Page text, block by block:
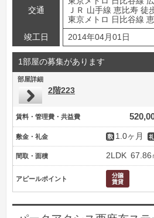
交通
ＪＲ 山手線 恵比寿 徒
東京メトロ 日比谷線
竣工日
2014年04月01日
1部屋の募集があります
部屋詳細
2階223
賃料・管理費・共益費
敷金・礼金 1.0ヶ月
間取・面積 2LDK 67.86
アピールポイント